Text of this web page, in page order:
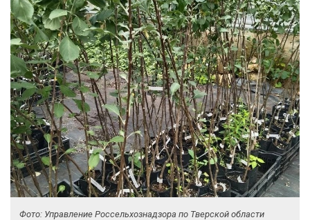
Фото: Управление Россельхознадзора по Тверской области